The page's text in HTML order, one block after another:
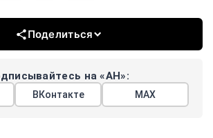
Поделиться
на «АН»:
ВКонтакте МАХ